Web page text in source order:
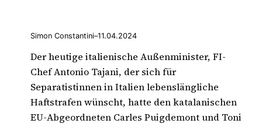
Simon Constantini–11.04.2024
Der heutige italienische Außenminister, FI-
Chef Antonio Tajani, der sich für
Separatistinnen in Italien lebenslängliche
Haftstrafen wünscht, hatte den katalanischen
EU-Abgeordneten Carles Puigdemont und Toni